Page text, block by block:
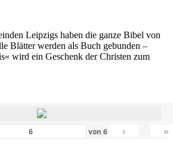
Leipzigs haben die ganze Bibel von
Blätter werden als Buch gebunden –
wird ein Geschenk der Christen zum
von6 › »